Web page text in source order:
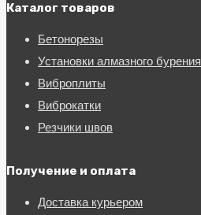
Каталог товаров
Бетонорезы
Установки алмазного бурения
Виброплиты
Виброкатки
Резчики швов
Получение и оплата
Доставка курьером